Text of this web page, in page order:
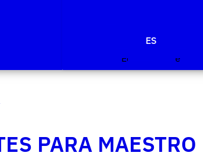
ES
Edit Template
PARA MAESTRO